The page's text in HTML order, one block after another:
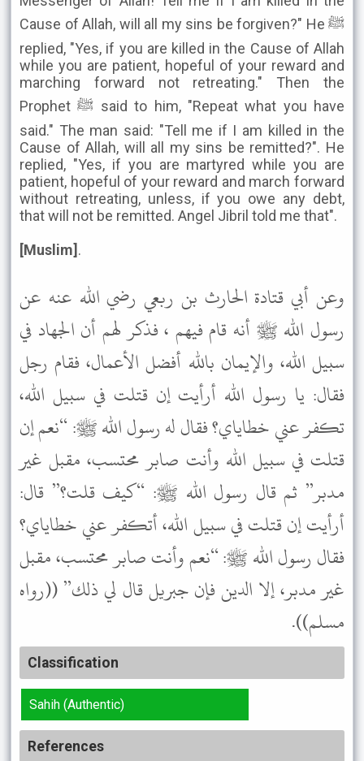
Cause of Allah, will all my sins be forgiven?" He ﷺ
replied, "Yes, if you are killed in the Cause of Allah
while you are patient, hopeful of your reward and
marching forward not retreating." Then the
Prophet ﷺ said to him, "Repeat what you have
said." The man said: "Tell me if I am killed in the
Cause of Allah, will all my sins be remitted?". He
replied, "Yes, if you are martyred while you are
patient, hopeful of your reward and march forward
without retreating, unless, if you owe any debt,
that will not be remitted. Angel Jibril told me that".
[Muslim] .
وعن أبي قتادة الحارث بن ربعي رضي الله عنه عن
رسول الله ﷺ أنه قام فيهم ، فذكر لهم أن الجهاد في
سبيل الله، والإيمان بالله أفضل الأعمال، فقام رجل
فقال: يا رسول الله أرأيت إن قتلت في سبيل الله،
تكفر عني خطاياي؟ فقال له رسول الله ﷺ: “نعم إن
قتلت في سبيل الله وأنت صابر محتسب، مقبل غير
مدبر” ثم قال رسول الله ﷺ: “كيف قلت؟” قال:
أرأيت إن قتلت في سبيل الله، أتكفر عني خطاياي؟
فقال رسول الله ﷺ: “نعم وأنت صابر محتسب، مقبل
غير مدبر، إلا الدين فإن جبريل قال لي ذلك” ((رواه
مسلم)).
Classification
Sahih (Authentic)
References